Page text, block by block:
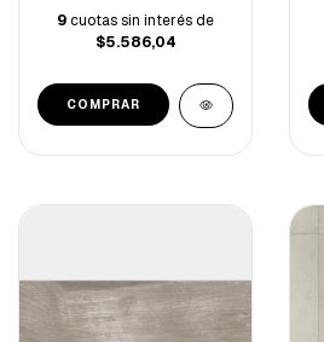
9cuotas sin interés de
$5.586,04